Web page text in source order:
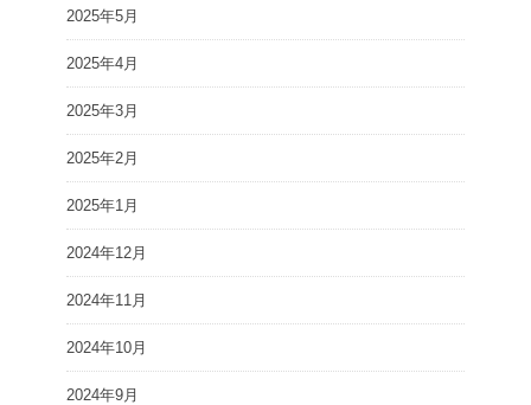
2025年5月
2025年4月
2025年3月
2025年2月
2025年1月
2024年12月
2024年11月
2024年10月
2024年9月